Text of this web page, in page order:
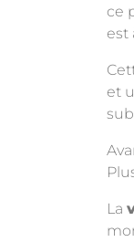
ce
est
et
La